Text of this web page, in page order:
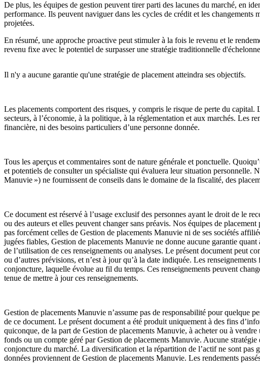
De plus, les équipes de gestion peuvent tirer parti des lacunes du marché, en
performance. Ils peuvent naviguer dans les cycles de crédit et les
projetées.
En résumé, une approche proactive peut stimuler à la fois le revenu et le
revenu fixe avec le potentiel de surpasser une stratégie traditionnelle
Il n'y a aucune garantie qu'une stratégie de placement atteindra ses objectifs.
Les placements comportent des risques, y compris le risque de perte du
secteurs, à l’économie, à la politique, à la réglementation et aux marchés. Les
financière, ni des besoins particuliers d’une personne donnée.
Tous les aperçus et commentaires sont de nature générale et ponctuelle.
et potentiels de consulter un spécialiste qui évaluera leur situation personnelle.
Manuvie ») ne fournissent de conseils dans le domaine de la fiscalité, des
Ce document est réservé à l’usage exclusif des personnes ayant le droit de le
ou des auteurs et elles peuvent changer sans préavis. Nos équipes de
pas forcément celles de Gestion de placements Manuvie ni de ses sociétés
jugées fiables, Gestion de placements Manuvie ne donne aucune garantie
de l’utilisation de ces renseignements ou analyses. Le présent document peut
ou d’autres prévisions, et n’est à jour qu’à la date indiquée. Les
conjoncture, laquelle évolue au fil du temps. Ces renseignements peuvent
tenue de mettre à jour ces renseignements.
Gestion de placements Manuvie n’assume pas de responsabilité pour quelque
de ce document. Le présent document a été produit uniquement à des fins
quiconque, de la part de Gestion de placements Manuvie, à acheter ou à
fonds ou un compte géré par Gestion de placements Manuvie. Aucune
conjoncture du marché. La diversification et la répartition de l’actif ne sont pas
données proviennent de Gestion de placements Manuvie. Les rendements